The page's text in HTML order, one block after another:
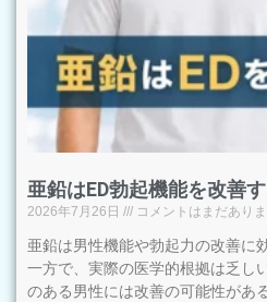
亜鉛はED勃起機能を改善
2026年7月26日 コメントはまだあり
亜鉛は男性機能や勃起力の改善に
一方で、実際の医学的根拠は乏し
のある男性には改善の可能性があ